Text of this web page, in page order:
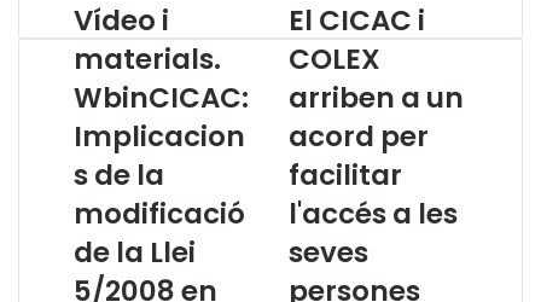
V
í
d
e
m
a
e
r
i
Vídeo i
materials.
WbinCICAC:
Implicacion
s de la
modificació
de la Llei
5/2008 en
E
l
C
I
A
C
i
O
L
E
El CICAC i
COLEX
arriben a un
acord per
facilitar
l'accés a les
seves
persones